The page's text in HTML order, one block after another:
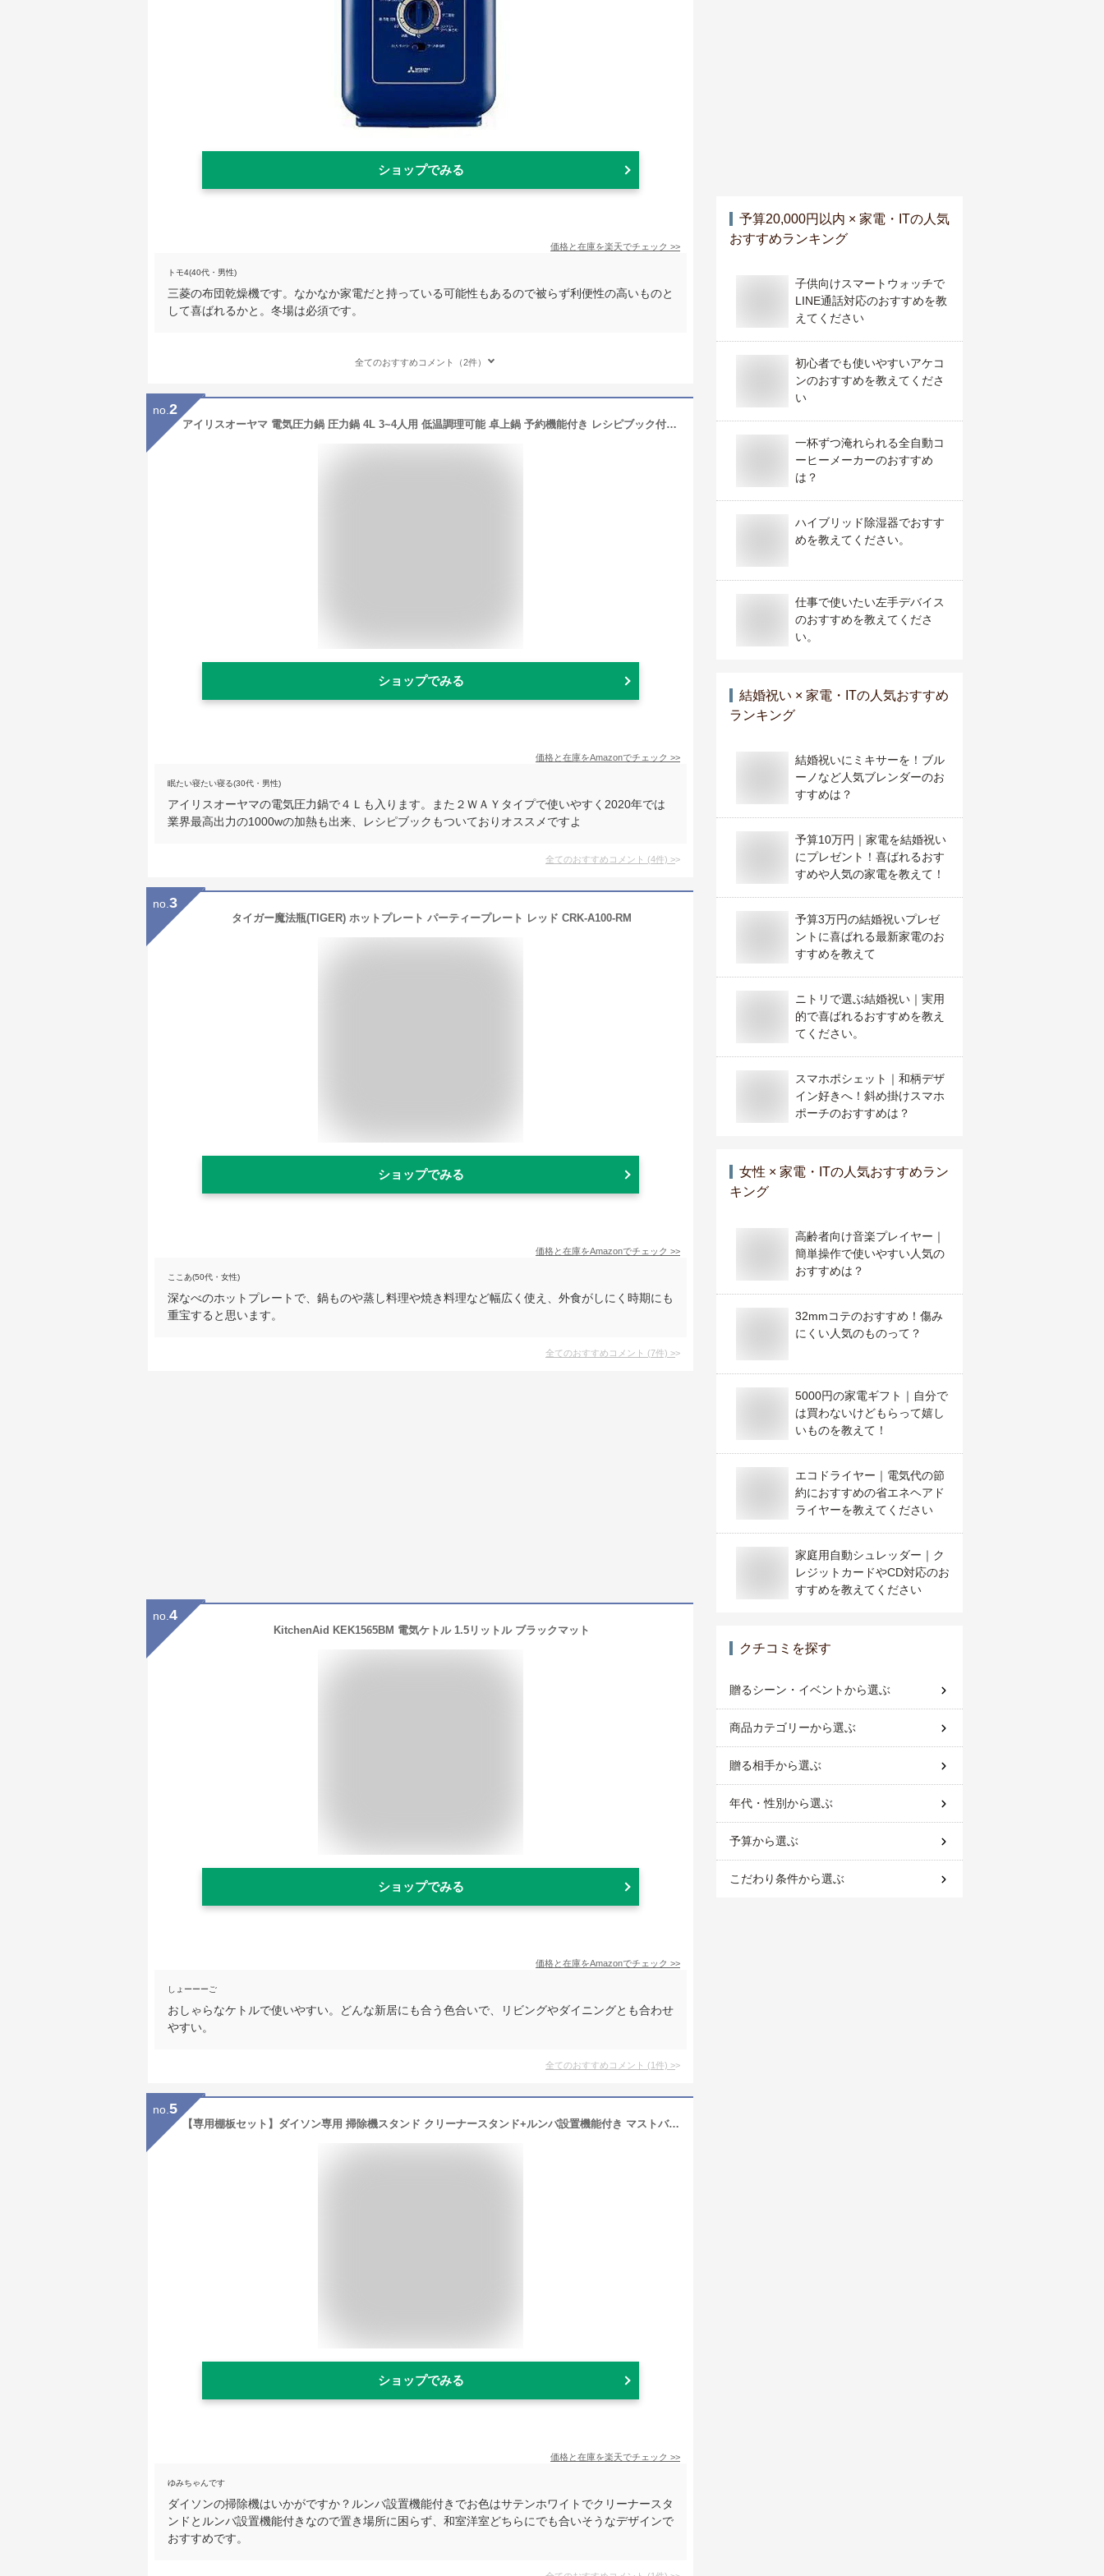
ショップでみる
価格と在庫を楽天でチェック >>
トモ4(40代・男性)
三菱の布団乾燥機です。なかなか家電だと持っている可能性もあるので被らず利便性の高いものと
して喜ばれるかと。冬場は必須です。
全てのおすすめコメント（2件）
no. 2
アイリスオーヤマ 電気圧力鍋 圧力鍋 4L 3~4人用 低温調理可能 卓上鍋 予約機能付き レシピブック付き ホワイト PC-MA4-W
ショップでみる
価格と在庫をAmazonでチェック >>
眠たい寝たい寝る(30代・男性)
アイリスオーヤマの電気圧力鍋で４Ｌも入ります。また２ＷＡＹタイプで使いやすく2020年では
業界最高出力の1000wの加熱も出来、レシピブックもついておりオススメですよ
全てのおすすめコメント (4件) >
no. 3
タイガー魔法瓶(TIGER) ホットプレート パーティープレート レッド CRK-A100-RM
ショップでみる
価格と在庫をAmazonでチェック >>
ここあ(50代・女性)
深なべのホットプレートで、鍋ものや蒸し料理や焼き料理など幅広く使え、外食がしにく時期にも
重宝すると思います。
全てのおすすめコメント (7件) >
no. 4
KitchenAid KEK1565BM 電気ケトル 1.5リットル ブラックマット
ショップでみる
価格と在庫をAmazonでチェック >>
しょーーーご
おしゃらなケトルで使いやすい。どんな新居にも合う色合いで、リビングやダイニングとも合わせ
やすい。
全てのおすすめコメント (1件) >
no. 5
【専用棚板セット】ダイソン専用 掃除機スタンド クリーナースタンド+ルンバ設置機能付き マストバイ I-3600179-SW サテンホワイト 【送料無料】【KK9N0D18P】
ショップでみる
価格と在庫を楽天でチェック >>
ゆみちゃんです
ダイソンの掃除機はいかがですか？ルンバ設置機能付きでお色はサテンホワイトでクリーナースタ
ンドとルンバ設置機能付きなので置き場所に困らず、和室洋室どちらにでも合いそうなデザインで
おすすめです。
予算20,000円以内 × 家電・ITの人気
おすすめランキング
子供向けスマートウォッチで
LINE通話対応のおすすめを教
えてください
初心者でも使いやすいアケコ
ンのおすすめを教えてくださ
い
一杯ずつ淹れられる全自動コ
ーヒーメーカーのおすすめ
は？
ハイブリッド除湿器でおすす
めを教えてください。
仕事で使いたい左手デバイス
のおすすめを教えてくださ
い。
結婚祝い × 家電・ITの人気おすすめ
ランキング
結婚祝いにミキサーを！ブル
ーノなど人気ブレンダーのお
すすめは？
予算10万円｜家電を結婚祝い
にプレゼント！喜ばれるおす
すめや人気の家電を教えて！
予算3万円の結婚祝いプレゼ
ントに喜ばれる最新家電のお
すすめを教えて
ニトリで選ぶ結婚祝い｜実用
的で喜ばれるおすすめを教え
てください。
スマホポシェット｜和柄デザ
イン好きへ！斜め掛けスマホ
ポーチのおすすめは？
女性 × 家電・ITの人気おすすめラン
キング
高齢者向け音楽プレイヤー｜
簡単操作で使いやすい人気の
おすすめは？
32mmコテのおすすめ！傷み
にくい人気のものって？
5000円の家電ギフト｜自分で
は買わないけどもらって嬉し
いものを教えて！
エコドライヤー｜電気代の節
約におすすめの省エネヘアド
ライヤーを教えてください
家庭用自動シュレッダー｜ク
レジットカードやCD対応のお
すすめを教えてください
クチコミを探す
贈るシーン・イベントから選ぶ
商品カテゴリーから選ぶ
贈る相手から選ぶ
年代・性別から選ぶ
予算から選ぶ
こだわり条件から選ぶ